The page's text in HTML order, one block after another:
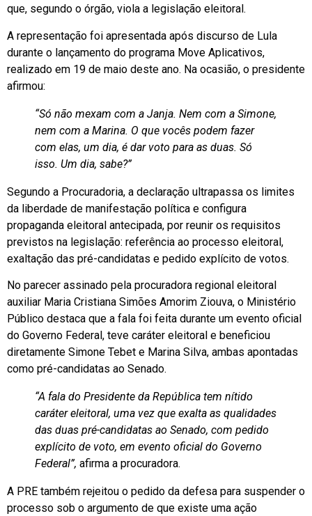
que, segundo o órgão, viola a legislação eleitoral.
A representação foi apresentada após discurso de Lula
durante o lançamento do programa Move Aplicativos,
realizado em 19 de maio deste ano. Na ocasião, o presidente
afirmou:
“Só não mexam com a Janja. Nem com a Simone,
nem com a Marina. O que vocês podem fazer
com elas, um dia, é dar voto para as duas. Só
isso. Um dia, sabe?”
Segundo a Procuradoria, a declaração ultrapassa os limites
da liberdade de manifestação política e configura
propaganda eleitoral antecipada, por reunir os requisitos
previstos na legislação: referência ao processo eleitoral,
exaltação das pré-candidatas e pedido explícito de votos.
No parecer assinado pela procuradora regional eleitoral
auxiliar Maria Cristiana Simões Amorim Ziouva, o Ministério
Público destaca que a fala foi feita durante um evento oficial
do Governo Federal, teve caráter eleitoral e beneficiou
diretamente Simone Tebet e Marina Silva, ambas apontadas
como pré-candidatas ao Senado.
“A fala do Presidente da República tem nítido
caráter eleitoral, uma vez que exalta as qualidades
das duas pré-candidatas ao Senado, com pedido
explícito de voto, em evento oficial do Governo
Federal”, afirma a procuradora.
A PRE também rejeitou o pedido da defesa para suspender o
processo sob o argumento de que existe uma ação